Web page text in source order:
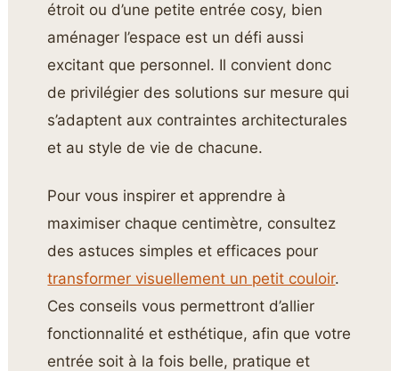
étroit ou d’une petite entrée cosy, bien
aménager l’espace est un défi aussi
excitant que personnel. Il convient donc
de privilégier des solutions sur mesure qui
s’adaptent aux contraintes architecturales
et au style de vie de chacune.
Pour vous inspirer et apprendre à
maximiser chaque centimètre, consultez
des astuces simples et efficaces pour
transformer visuellement un petit couloir.
Ces conseils vous permettront d’allier
fonctionnalité et esthétique, afin que votre
entrée soit à la fois belle, pratique et